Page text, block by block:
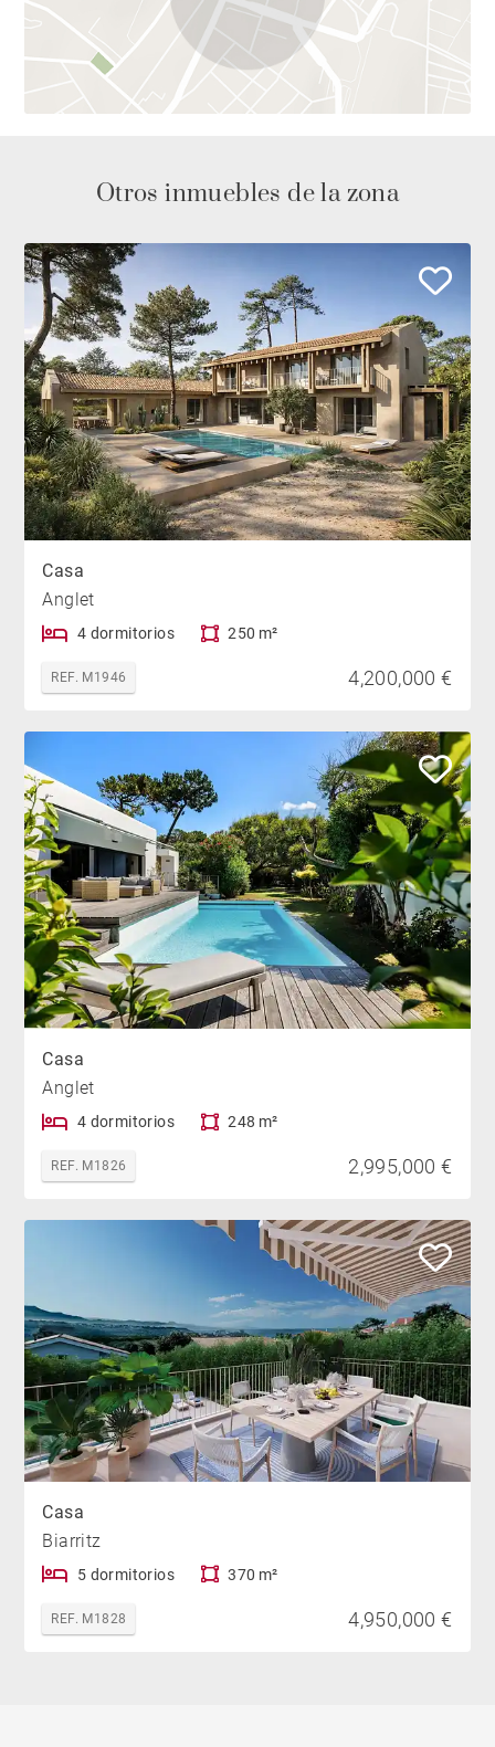
Otros inmuebles de la zona
Casa
Anglet
4 dormitorios 250 m²
REF. M1946 4,200,000 €
Casa
Anglet
4 dormitorios 248 m²
REF. M1826 2,995,000 €
Casa
Biarritz
5 dormitorios 370 m²
REF. M1828 4,950,000 €